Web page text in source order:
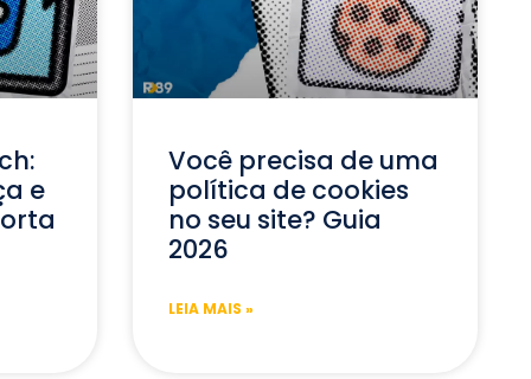
e
Você precisa de uma
política de cookies
no seu site? Guia
2026
LEIA MAIS »